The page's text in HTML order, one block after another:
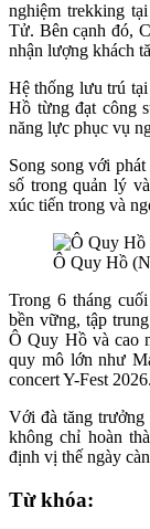
nghiệm trekking
Tử. Bên cạnh đó,
nhận lượng khách
Hệ thống lưu trú
Hồ từng đạt công
năng lực phục vụ
Song song với
số trong quản lý
xúc tiến trong và
Ô Quy Hồ
Trong 6 tháng
bền vững, tập
Ô Quy Hồ và cao
quy mô lớn như
concert Y-Fest 2026.
Với đà tăng
không chỉ hoàn
định vị thế ngày
Từ khóa: